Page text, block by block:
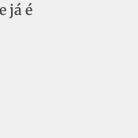
já é